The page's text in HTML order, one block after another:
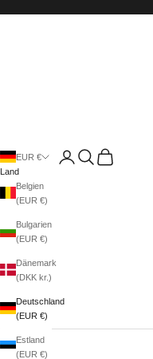
EUR €
Land
Belgien
(EUR €)
Bulgarien
(EUR €)
Dänemark
(DKK kr.)
Deutschland
(EUR €)
Estland
(EUR €)
AnmeldenSuchenWarenkorb